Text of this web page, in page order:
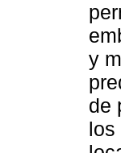
y
de
los